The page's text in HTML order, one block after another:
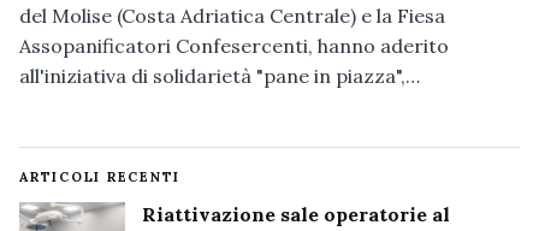
del Molise (Costa Adriatica Centrale) e la Fiesa
Assopanificatori Confesercenti, hanno aderito
all'iniziativa di solidarietà "pane in piazza",…
ARTICOLI RECENTI
Riattivazione sale operatorie al